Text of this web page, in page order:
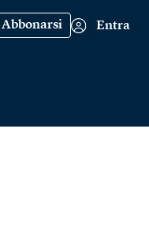
Abbonarsi Entra